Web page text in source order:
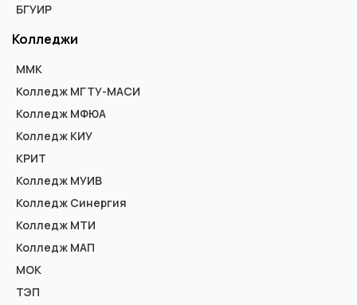
БГУИР
Колледжи
ММК
Колледж МГТУ-МАСИ
Колледж МФЮА
Колледж КИУ
КРИТ
Колледж МУИВ
Колледж Синергия
Колледж МТИ
Колледж МАП
МОК
ТЭП